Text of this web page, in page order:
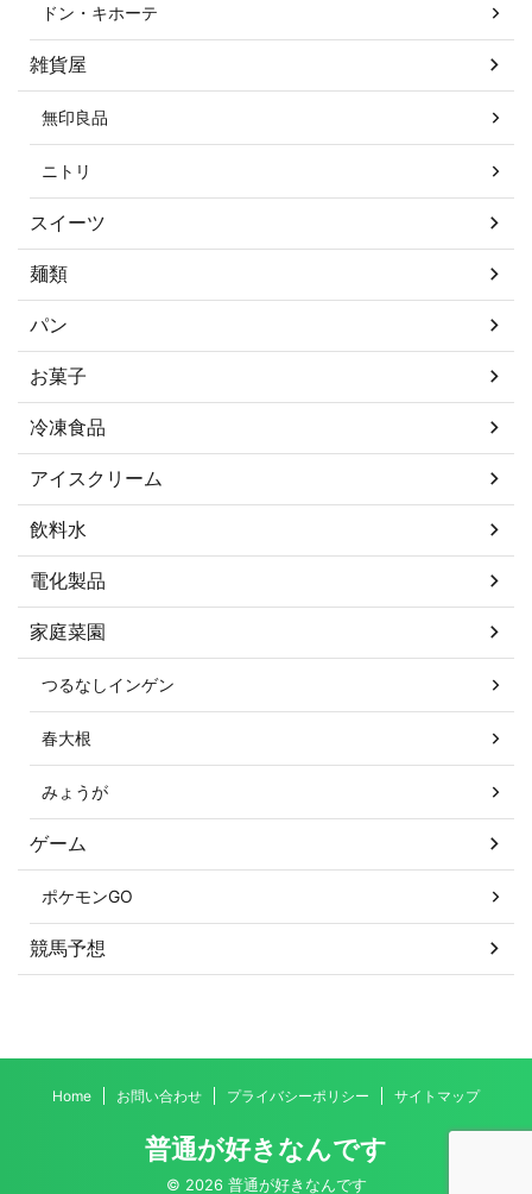
ドン・キホーテ
雑貨屋
無印良品
ニトリ
スイーツ
麺類
パン
お菓子
冷凍食品
アイスクリーム
飲料水
電化製品
家庭菜園
つるなしインゲン
春大根
みょうが
ゲーム
ポケモンGO
競馬予想
Home お問い合わせ プライバシーポリシー サイトマップ
普通が好きなんです
© 2026 普通が好きなんです